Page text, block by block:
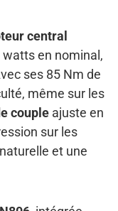
central
en nominal,
ses 85 Nm de
même sur les
couple ajuste en
sur les
et une